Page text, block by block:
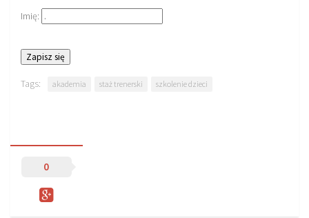
Imię:
Tags: akademia staż trenerski szkolenie dzieci
0